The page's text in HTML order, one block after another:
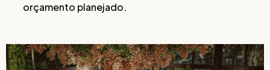
orçamento planejado.